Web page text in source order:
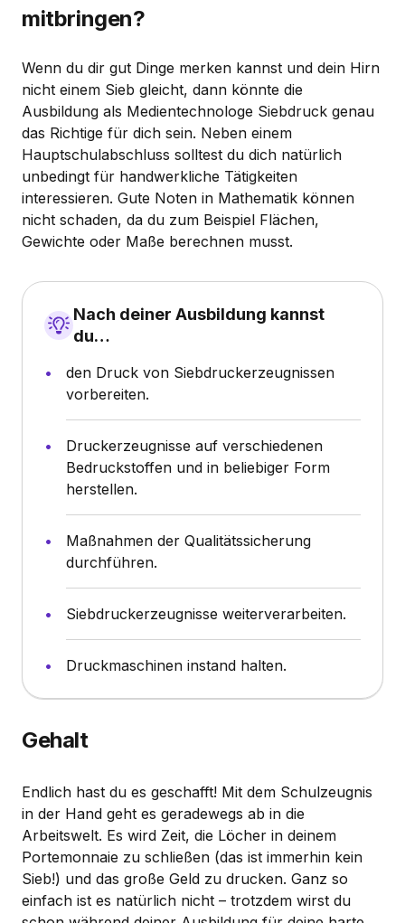
mitbringen?
Wenn du dir gut Dinge merken kannst und dein Hirn
nicht einem Sieb gleicht, dann könnte die
Ausbildung als Medientechnologe Siebdruck genau
das Richtige für dich sein. Neben einem
Hauptschulabschluss solltest du dich natürlich
unbedingt für handwerkliche Tätigkeiten
interessieren. Gute Noten in Mathematik können
nicht schaden, da du zum Beispiel Flächen,
Gewichte oder Maße berechnen musst.
Nach deiner Ausbildung kannst
du…
den Druck von Siebdruckerzeugnissen
vorbereiten.
Druckerzeugnisse auf verschiedenen
Bedruckstoffen und in beliebiger Form
herstellen.
Maßnahmen der Qualitätssicherung
durchführen.
Siebdruckerzeugnisse weiterverarbeiten.
Druckmaschinen instand halten.
Gehalt
Endlich hast du es geschafft! Mit dem Schulzeugnis
in der Hand geht es geradewegs ab in die
Arbeitswelt. Es wird Zeit, die Löcher in deinem
Portemonnaie zu schließen (das ist immerhin kein
Sieb!) und das große Geld zu drucken. Ganz so
einfach ist es natürlich nicht – trotzdem wirst du